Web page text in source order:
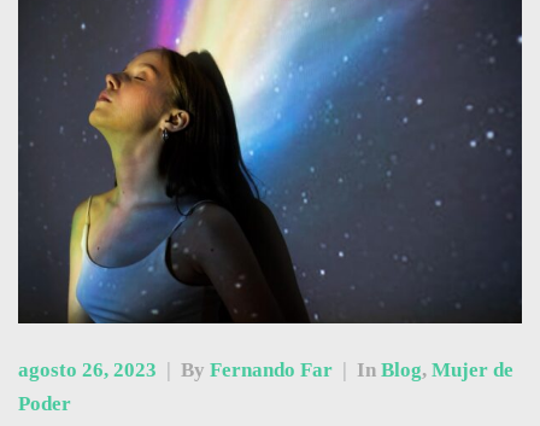
agosto 26, 2023 | By Fernando Far | In Blog, Mujer de
Poder